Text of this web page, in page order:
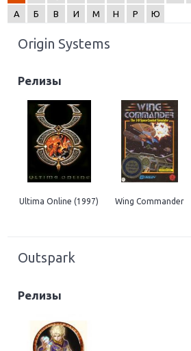
А
Б В И М Н Р Ю
Origin Systems
Релизы
Ultima Online (1997) Wing Commander
Outspark
Релизы